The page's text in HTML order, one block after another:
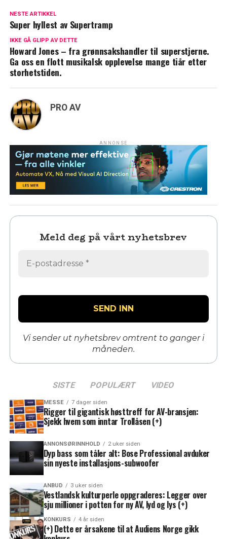
NESTE ARTIKKEL
Super hyllest av Supertramp
IKKE GÅ GLIPP AV DETTE
Howard Jones – fra grønnsakshandler til superstjerne.
Ga oss en flott musikalsk opplevelse mange tiår etter
storhetstiden.
PRO AV
ANNONSE
Meld deg på vårt nyhetsbrev
Vi sender ut nyhetsbrev omtrent to ganger i
måneden.
SISTE POPULÆRT VIDEO
MESSE 7 dager siden
Rigger til gigantisk høsttreff for AV-bransjen:
Sjekk hvem som inntar Trollåsen (+)
ANNONSØRINNHOLD 2 uker siden
Dyp bass som tåler alt: Bose Professional avduker
sin nyeste installasjons-subwoofer
ANBUD 3 uker siden
Vestlandsk kulturperle oppgraderes: Legger over
sju millioner i potten for ny AV, lyd og lys (+)
KONKURS 4 år siden
(+) Dette er årsakene til at Audiens Norge gikk